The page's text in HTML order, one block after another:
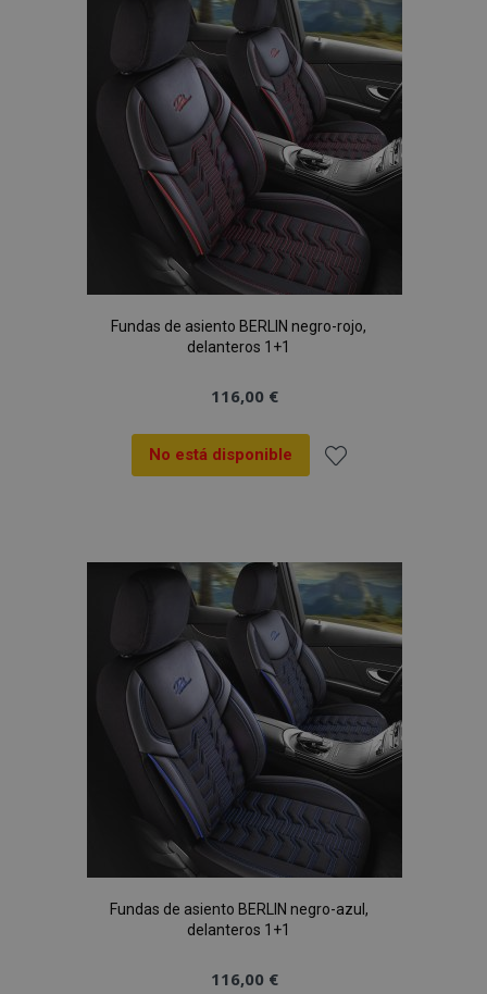
de
Deseos
Fundas de asiento BERLIN negro-rojo,
delanteros 1+1
116,00 €
No está disponible
Lista
de
Deseos
Fundas de asiento BERLIN negro-azul,
delanteros 1+1
116,00 €